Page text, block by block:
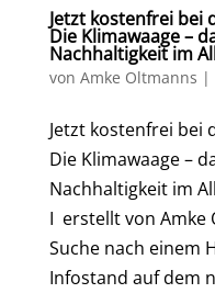
Jetzt kostenfrei bei
Die Klimawaage –
Nachhaltigkeit im
von Amke Oltmanns |
Jetzt kostenfrei bei
Die Klimawaage –
Nachhaltigkeit im
I erstellt von Amke
Suche nach einem
Infostand auf dem